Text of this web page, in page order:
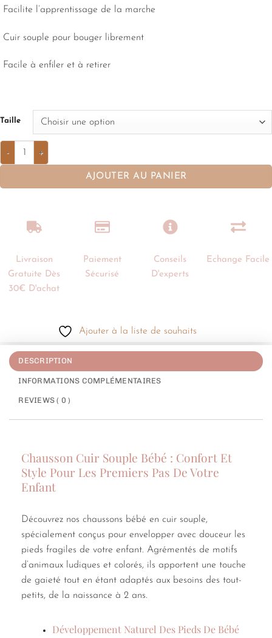
Facilite l’apprentissage de la marche
Cuir souple pour bouger librement
Facile à enfiler et à retirer
Taille
AJOUTER AU PANIER
Livraison
Gratuite Dès
30€ D'achat
Paiement
Sécurisé
Conseils
D'experts
Echange Facile
Ajouter à la liste de souhaits
DESCRIPTION
INFORMATIONS COMPLÉMENTAIRES
REVIEWS ( 0 )
Chausson Cuir Souple Bébé : Confort Et
Style Pour Les Premiers Pas De Votre
Enfant
Découvrez nos chaussons bébé en cuir souple,
spécialement conçus pour envelopper avec douceur les
pieds fragiles de votre enfant. Agrémentés de motifs
d’animaux ludiques et colorés, ils apportent une touche
de gaieté tout en étant adaptés aux besoins des tout-
petits, de la naissance à 2 ans.
Développement Naturel Des Pieds De Bébé